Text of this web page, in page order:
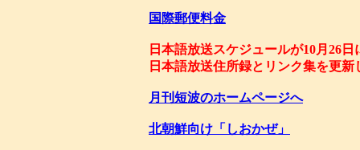
国際郵便料金
日本語放送スケジュールが10月
日本語放送住所録とリン
月刊短波のホームページへ
北朝鮮向け「しおかぜ」